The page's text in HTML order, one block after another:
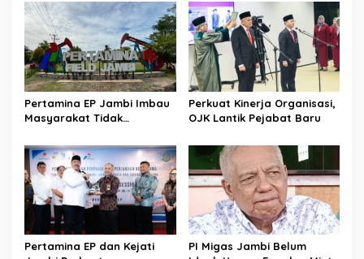
Pertamina EP Jambi Imbau
Masyarakat Tidak
Pipa Migas Demi
Keselamatan Bersama
Perkuat Kinerja Organisasi,
OJK Lantik Pejabat Baru
Pertamina EP dan Kejati
PI Migas Jambi Belum